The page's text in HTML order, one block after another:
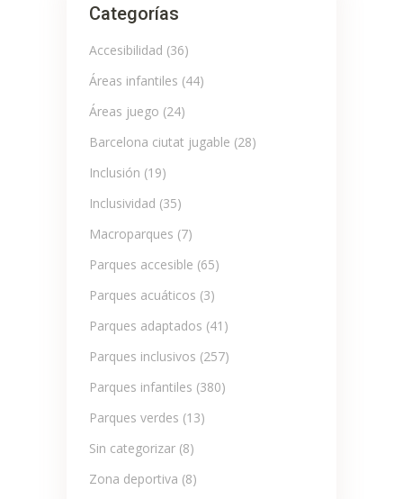
Categorías
Accesibilidad (36)
Áreas infantiles (44)
Áreas juego (24)
Barcelona ciutat jugable (28)
Inclusión (19)
Inclusividad (35)
Macroparques (7)
Parques accesible (65)
Parques acuáticos (3)
Parques adaptados (41)
Parques inclusivos (257)
Parques infantiles (380)
Parques verdes (13)
Sin categorizar (8)
Zona deportiva (8)